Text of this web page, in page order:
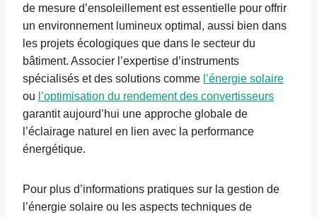
de mesure d’ensoleillement est essentielle pour offrir
un environnement lumineux optimal, aussi bien dans
les projets écologiques que dans le secteur du
bâtiment. Associer l’expertise d’instruments
spécialisés et des solutions comme l’énergie solaire
ou l’optimisation du rendement des convertisseurs
garantit aujourd’hui une approche globale de
l’éclairage naturel en lien avec la performance
énergétique.
Pour plus d’informations pratiques sur la gestion de
l’énergie solaire ou les aspects techniques de